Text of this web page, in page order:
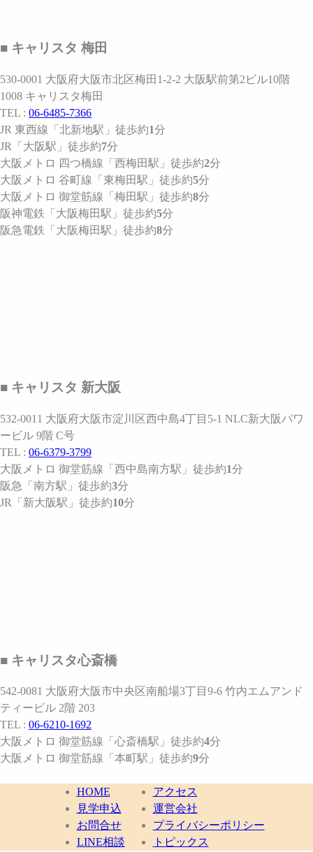
■ キャリスタ 梅田
530-0001 大阪府大阪市北区梅田1-2-2 大阪駅前第2ビル10階
1008 キャリスタ梅田
TEL : 06-6485-7366
JR 東西線 「北新地駅」 徒歩約1分
JR
「大阪駅」 徒歩約7分
大阪メトロ 四つ橋線 「西梅田駅」 徒歩約2分
大阪メトロ 谷町線 「東梅田駅」 徒歩約5分
大阪メトロ 御堂筋線 「梅田駅」 徒歩約8分
阪神電鉄 「大阪梅田駅」 徒歩約5分
阪急電鉄 「大阪梅田駅」 徒歩約8分
■ キャリスタ 新大阪
532-0011 大阪府大阪市淀川区西中島4丁目5-1 NLC新大阪パワ
ービル 9階 C号
TEL : 06-6379-3799
大阪メトロ 御堂筋線 「西中島南方駅」 徒歩約1分
阪急
「南方駅」 徒歩約3分
JR
「新大阪駅」 徒歩約10分
■ キャリスタ心斎橋
542-0081 大阪府大阪市中央区南船場3丁目9-6 竹内エムアンド
ティービル 2階 203
TEL : 06-6210-1692
大阪メトロ 御堂筋線 「心斎橋駅」 徒歩約4分
大阪メトロ 御堂筋線 「本町駅」 徒歩約9分
HOME
見学申込
お問合せ
LINE相談
アクセス
運営会社
プライバシーポリシー
トピックス